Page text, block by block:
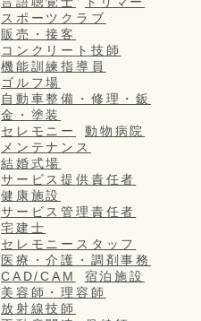
スポーツクラブ
販売・接客
コンクリート技師
機能訓練指導員
ゴルフ場
自動車整備・修理・鈑
金・塗装
セレモニー
動物病院
メンテナンス
結婚式場
サービス提供責任者
健康施設
サービス管理責任者
宅建士
セレモニースタッフ
医療・介護・調剤事務
CAD/CAM
宿泊施設
美容師・理容師
放射線技師